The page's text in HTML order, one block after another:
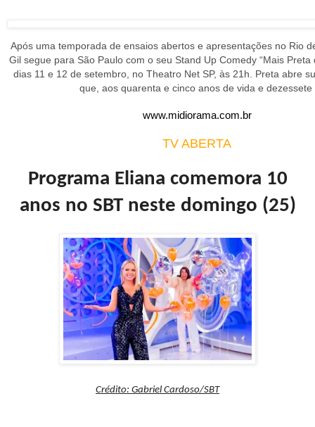
Após uma temporada de ensaios abertos e apresentações no Rio
Gil segue para São Paulo com o seu Stand Up Comedy “Mais Preta
dias 11 e 12 de setembro, no Theatro Net SP, às 21h. Preta abre
que, aos quarenta e cinco anos de vida e dezessete
www.midiorama.com.br
TV ABERTA
Programa Eliana comemora 10
anos no SBT neste domingo (25)
Crédito: Gabriel Cardoso/SBT